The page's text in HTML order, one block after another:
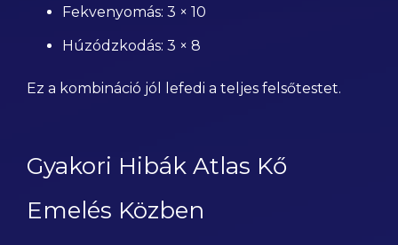
Fekvenyomás: 3 × 10
Húzódzkodás: 3 × 8
Ez a kombináció jól lefedi a teljes felsőtestet.
Gyakori Hibák Atlas Kő
Emelés Közben